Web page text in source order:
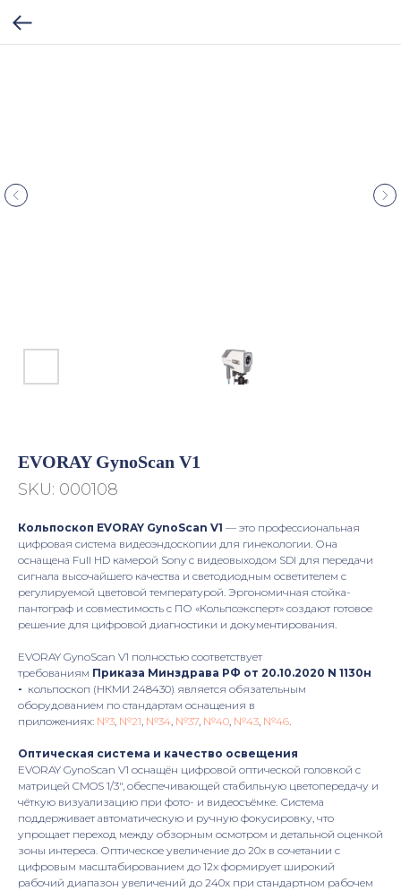
EVORAY GynoScan V1
SKU: 000108
Кольпоскоп EVORAY GynoScan V1 — это профессиональная
цифровая система видеоэндоскопии для гинекологии. Она
оснащена Full HD камерой Sony с видеовыходом SDI для передачи
сигнала высочайшего качества и светодиодным осветителем с
регулируемой цветовой температурой. Эргономичная стойка-
пантограф и совместимость с ПО «Кольпоэксперт» создают готовое
решение для цифровой диагностики и документирования.
EVORAY GynoScan V1 полностью соответствует
требованиям Приказа Минздрава РФ от 20.10.2020 N 1130н
- кольпоскоп (НКМИ 248430) является обязательным
оборудованием по стандартам оснащения в
приложениях: №3, №21, №34, №37, №40, №43, №46.
Оптическая система и качество освещения
EVORAY GynoScan V1 оснащён цифровой оптической головкой с
матрицей CMOS 1/3", обеспечивающей стабильную цветопередачу и
чёткую визуализацию при фото- и видеосъёмке. Система
поддерживает автоматическую и ручную фокусировку, что
упрощает переход между обзорным осмотром и детальной оценкой
зоны интереса. Оптическое увеличение до 20x в сочетании с
цифровым масштабированием до 12x формирует широкий
рабочий диапазон увеличений до 240x при стандартном рабочем